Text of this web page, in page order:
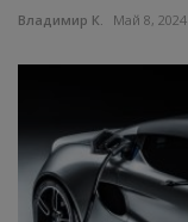
Владимир К. Май 8, 2024